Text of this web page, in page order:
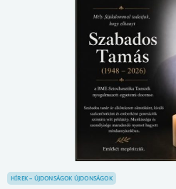
HÍREK – ÚJDONSÁGOK ÚJDONSÁGOK